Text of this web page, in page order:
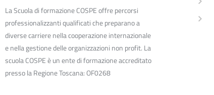
La Scuola di formazione COSPE offre percorsi
professionalizzanti qualificati che preparano a
diverse carriere nella cooperazione internazionale
e nella gestione delle organizzazioni non profit. La
scuola COSPE è un ente di formazione accreditato
presso la Regione Toscana: OF0268